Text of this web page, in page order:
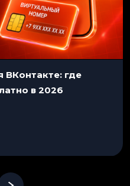
ВКонтакте: где
в 2026